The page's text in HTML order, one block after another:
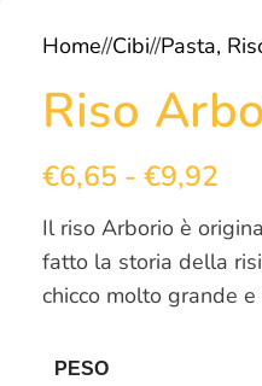
Home/ Cibi/ Pasta,
Riso
€6,65 - €9,92
Il riso Arborio è
fatto la storia della
chicco molto grande
PESO